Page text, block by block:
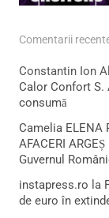
Comentarii
Constantin Ion
Calor Confort S.
consumă
Camelia ELENA
AFACERI
Guvernul
instapress.ro la
de euro în